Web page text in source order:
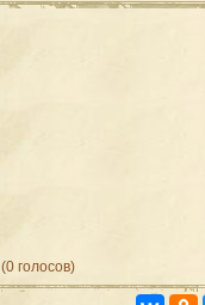
(0 голосов)